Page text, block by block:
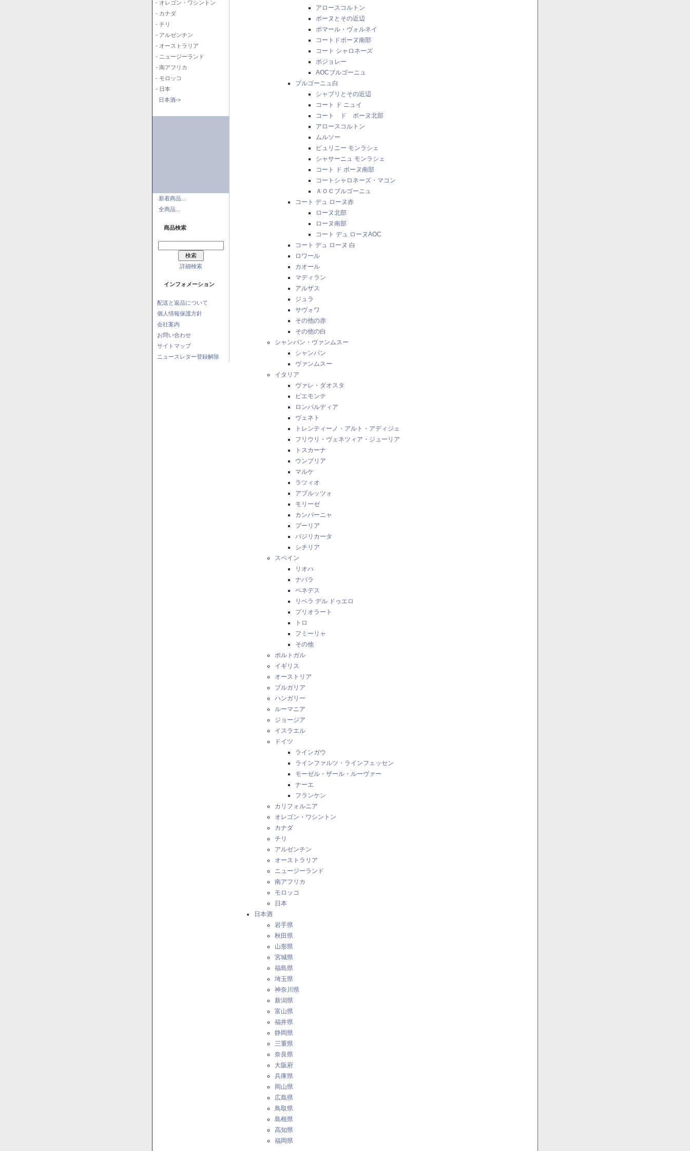
- オレゴン・ワシントン
- カナダ
- チリ
- アルゼンチン
- オーストラリア
- ニュージーランド
- 南アフリカ
- モロッコ
- 日本
日本酒->
新着商品...
全商品...
商品検索
詳細検索
インフォメーション
配送と返品について
個人情報保護方針
会社案内
お問い合わせ
サイトマップ
ニュースレター登録解除
アロースコルトン
ボーヌとその近辺
ポマール・ヴォルネイ
コートドボーヌ南部
コート シャロネーズ
ボジョレー
AOCブルゴーニュ
ブルゴーニュ白
シャブリとその近辺
コート ド ニュイ
コート ド ボーヌ北部
アロースコルトン
ムルソー
ピュリニー モンラシェ
シャサーニュ モンラシェ
コート ド ボーヌ南部
コートシャロネーズ・マコン
ＡＯＣブルゴーニュ
コート デュ ローヌ赤
ローヌ北部
ローヌ南部
コート デュ ローヌAOC
コート デュ ローヌ 白
ロワール
カオール
マディラン
アルザス
ジュラ
サヴォワ
その他の赤
その他の白
シャンパン・ヴァンムスー
シャンパン
ヴァンムスー
イタリア
ヴァレ・ダオスタ
ピエモンテ
ロンバルディア
ヴェネト
トレンティーノ・アルト・アディジェ
フリウリ・ヴェネツィア・ジューリア
トスカーナ
ウンブリア
マルケ
ラツィオ
アブルッツォ
モリーゼ
カンパーニャ
プーリア
バジリカータ
シチリア
スペイン
リオハ
ナバラ
ペネデス
リベラ デル ドゥエロ
プリオラート
トロ
フミーリャ
その他
ポルトガル
イギリス
オーストリア
ブルガリア
ハンガリー
ルーマニア
ジョージア
イスラエル
ドイツ
ラインガウ
ラインファルツ・ラインフェッセン
モーゼル・ザール・ルーヴァー
ナーエ
フランケン
カリフォルニア
オレゴン・ワシントン
カナダ
チリ
アルゼンチン
オーストラリア
ニュージーランド
南アフリカ
モロッコ
日本
日本酒
岩手県
秋田県
山形県
宮城県
福島県
埼玉県
神奈川県
新潟県
富山県
福井県
静岡県
三重県
奈良県
大阪府
兵庫県
岡山県
広島県
鳥取県
島根県
高知県
福岡県